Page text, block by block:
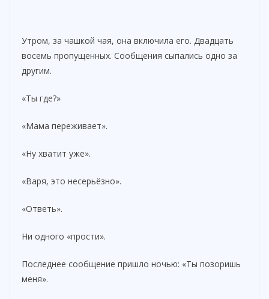
Утром, за чашкой чая, она включила его. Двадцать
восемь пропущенных. Сообщения сыпались одно за
другим.
«Ты где?»
«Мама переживает».
«Ну хватит уже».
«Варя, это несерьёзно».
«Ответь».
Ни одного «прости».
Последнее сообщение пришло ночью: «Ты позоришь
меня».